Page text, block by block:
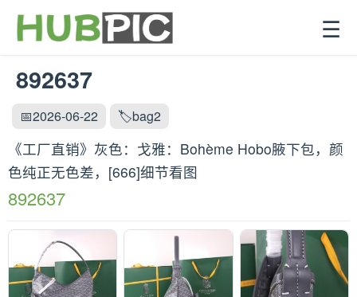
☰
892637
📅2026-06-22 🏷️bag2
《工厂直销》灰色：戈雅：‌Bohème Hobo腋下包，颜
色纯正无色差，[666]细节看图
892637